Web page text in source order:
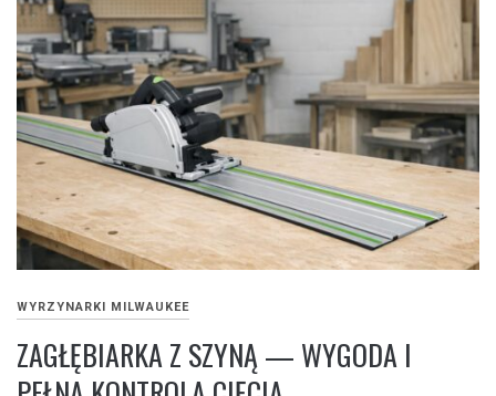
WYRZYNARKI MILWAUKEE
ZAGŁĘBIARKA Z SZYNĄ — WYGODA I